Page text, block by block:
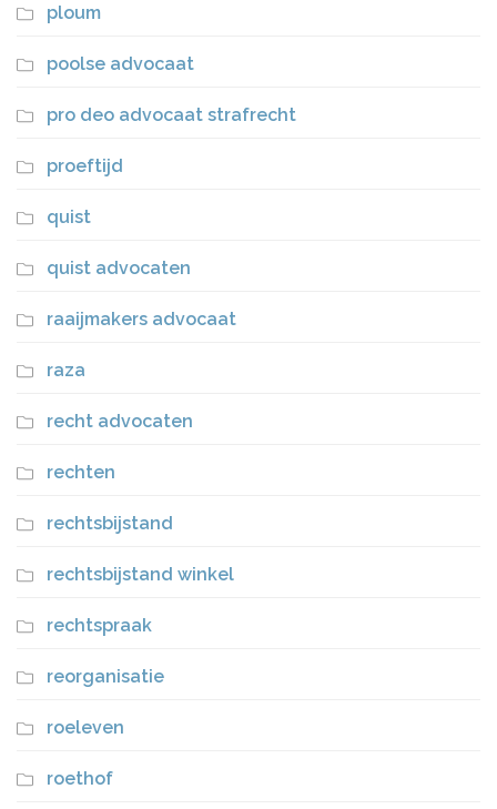
ploum
poolse advocaat
pro deo advocaat strafrecht
proeftijd
quist
quist advocaten
raaijmakers advocaat
raza
recht advocaten
rechten
rechtsbijstand
rechtsbijstand winkel
rechtspraak
reorganisatie
roeleven
roethof